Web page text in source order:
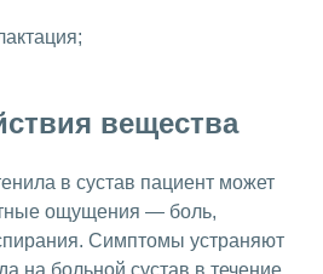
вещества
в сустав пациент может
ощущения — боль,
Симптомы устраняют
на больной сустав в течение